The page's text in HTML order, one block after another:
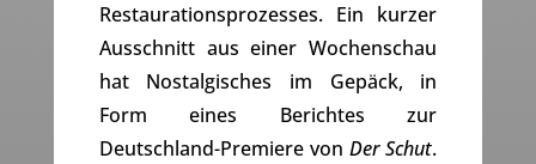
Restaurationsprozesses. Ein kurzer
Ausschnitt aus einer Wochenschau
hat Nostalgisches im Gepäck, in
Form eines Berichtes zur
Deutschland-Premiere vonDer Schut.